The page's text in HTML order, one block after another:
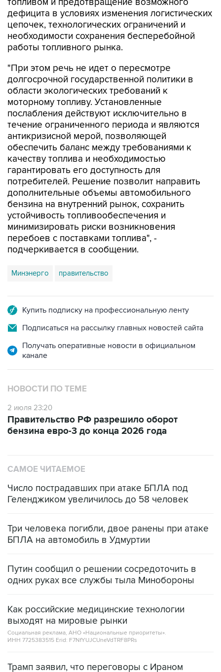
цепочек, технологических ограничений и
необходимости сохранения бесперебойной
работы топливного рынка.
"При этом речь не идет о пересмотре
области экологических требований к
моторному топливу. Установленные
послабления действуют исключительно в
течение ограниченного периода и являются
антикризисной мерой, позволяющей
обеспечить баланс между требованиями к
качеству топлива и необходимостью
гарантировать его доступность для
потребителей. Решение позволит направить
дополнительные объемы автомобильного
бензина на внутренний рынок, сохранить
устойчивость топливообеспечения и
минимизировать риски возникновения
перебоев с поставками топлива", -
подчеркивается в сообщении.
Минэнерго правительство
Подписаться на рассылку главных новостей сайта
Получать оперативные новости в официальном
канале
НОВОСТИ ПО ТЕМЕ
2 июля 23:20
бензина евро-3 до конца 2026 года
Число пострадавших при атаке БПЛА под
Три человека погибли, двое ранены при атаке
Путин сообщил о решении сосредоточить в
Как российские медицинские технологии
Социальная реклама, АНО «Национальные приоритеты».
ИНН 7725383515 Erid: F7NfYUJCUneVdTRF8PRs